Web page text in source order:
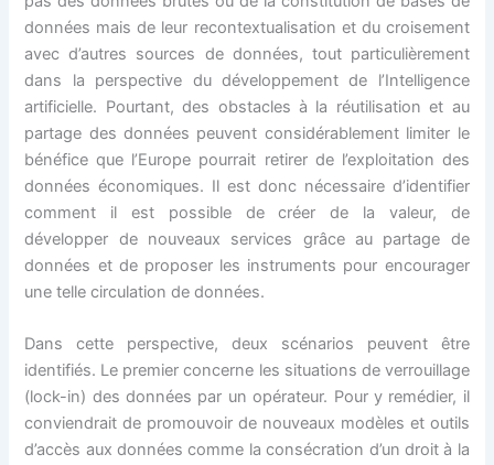
données mais de leur recontextualisation et du croisement
avec d’autres sources de données, tout particulièrement
dans la perspective du développement de l’Intelligence
artificielle. Pourtant, des obstacles à la réutilisation et au
partage des données peuvent considérablement limiter le
bénéfice que l’Europe pourrait retirer de l’exploitation des
données économiques. Il est donc nécessaire d’identifier
comment il est possible de créer de la valeur, de
développer de nouveaux services grâce au partage de
données et de proposer les instruments pour encourager
une telle circulation de données.
Dans cette perspective, deux scénarios peuvent être
identifiés. Le premier concerne les situations de verrouillage
(lock-in) des données par un opérateur. Pour y remédier, il
conviendrait de promouvoir de nouveaux modèles et outils
d’accès aux données comme la consécration d’un droit à la